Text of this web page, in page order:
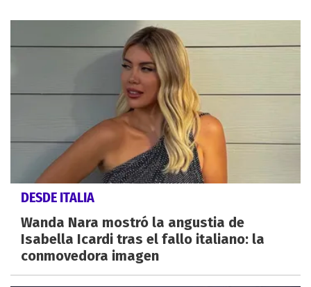
DESDE ITALIA
Wanda Nara mostró la angustia de
Isabella Icardi tras el fallo italiano: la
conmovedora imagen